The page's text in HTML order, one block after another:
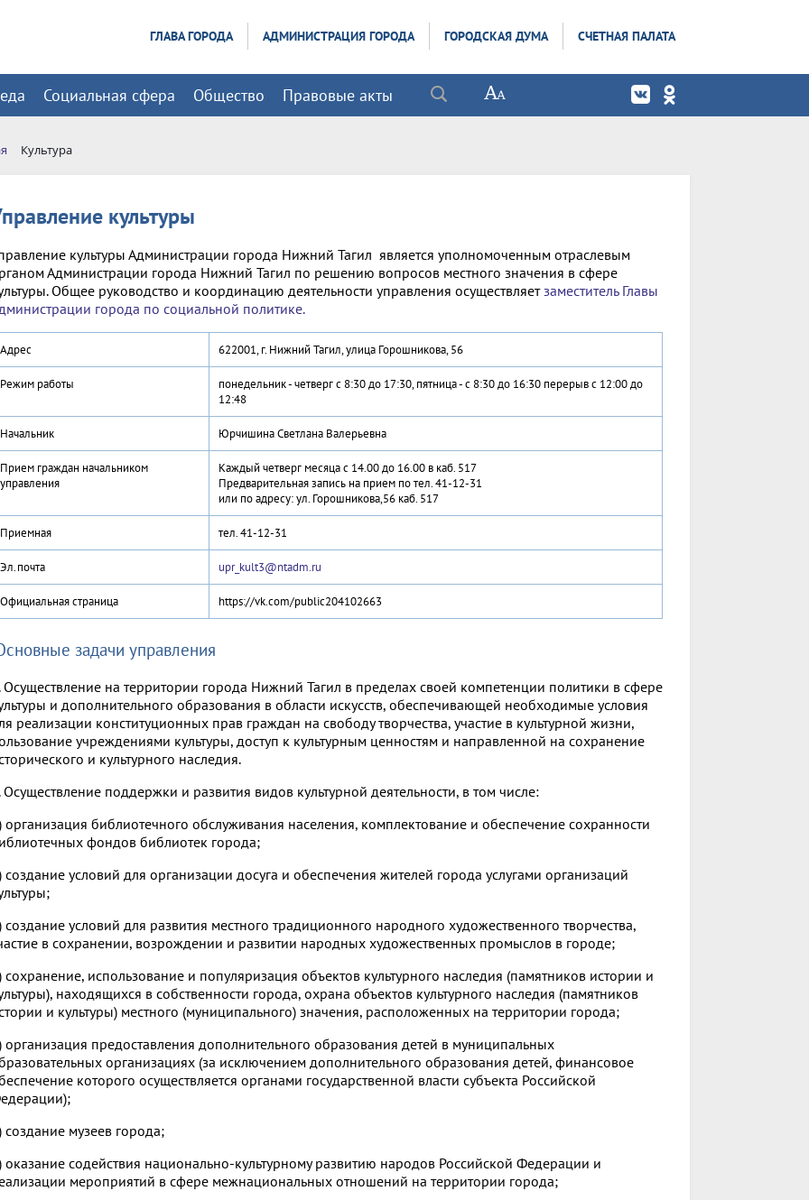
ГЛАВА ГОРОДА АДМИНИСТРАЦИЯ ГОРОДА ГОРОДСКАЯ ДУМА СЧЕТНАЯ ПАЛАТА
Социальная сфера Общество Правовые акты
Культура
культуры
культуры Администрации города Нижний Тагил является уполномоченным отраслевым
Администрации города Нижний Тагил по решению вопросов местного значения в сфере
Общее руководство и координацию деятельности управления осуществляетзаместитель Главы
города по социальной политике.
Адрес 622001, г. Нижний Тагил, улица Горошникова, 56
Режим работы
понедельник - четверг с 8:30 до 17:30, пятница - с 8:30 до 16:30 перерыв с 12:00 до
12:48
Начальник Юрчишина Светлана Валерьевна
Прием граждан начальником
управления
Каждый четверг месяца с 14.00 до 16.00 в каб. 517
Предварительная запись на прием по тел. 41-12-31
или по адресу: ул. Горошникова,56 каб. 517
Приемная тел. 41-12-31
Эл.почта upr_kult3@ntadm.ru
Официальная страница https://vk.com/public204102663
задачи управления
Осуществление на территории города Нижний Тагил в пределах своей компетенции политики в сфере
и дополнительного образования в области искусств, обеспечивающей необходимые условия
реализации конституционных прав граждан на свободу творчества, участие в культурной жизни,
учреждениями культуры, доступ к культурным ценностям и направленной на сохранение
и культурного наследия.
Осуществление поддержки и развития видов культурной деятельности, в том числе:
организация библиотечного обслуживания населения, комплектование и обеспечение сохранности
фондов библиотек города;
создание условий для организации досуга и обеспечения жителей города услугами организаций
создание условий для развития местного традиционного народного художественного творчества,
в сохранении, возрождении и развитии народных художественных промыслов в городе;
сохранение, использование и популяризация объектов культурного наследия (памятников истории и
находящихся в собственности города, охрана объектов культурного наследия (памятников
и культуры) местного (муниципального) значения, расположенных на территории города;
организация предоставления дополнительного образования детей в муниципальных
организациях (за исключением дополнительного образования детей, финансовое
которого осуществляется органами государственной власти субъекта Российской
создание музеев города;
оказание содействия национально-культурному развитию народов Российской Федерации и
мероприятий в сфере межнациональных отношений на территории города;